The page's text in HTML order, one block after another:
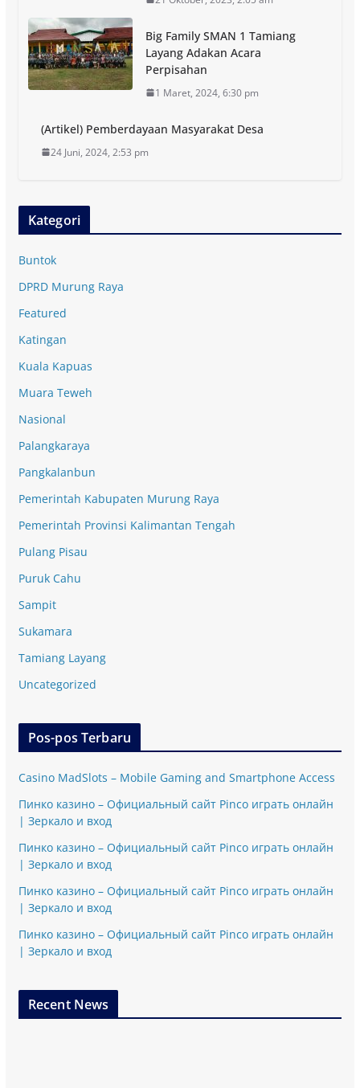
Big Family SMAN 1 Tamiang
Layang Adakan Acara
Perpisahan
1 Maret, 2024, 6:30 pm
(Artikel) Pemberdayaan Masyarakat Desa
24 Juni, 2024, 2:53 pm
Kategori
Buntok
DPRD Murung Raya
Featured
Katingan
Kuala Kapuas
Muara Teweh
Nasional
Palangkaraya
Pangkalanbun
Pemerintah Kabupaten Murung Raya
Pemerintah Provinsi Kalimantan Tengah
Pulang Pisau
Puruk Cahu
Sampit
Sukamara
Tamiang Layang
Uncategorized
Pos-pos Terbaru
Casino MadSlots – Mobile Gaming and Smartphone Access
Пинко казино – Официальный сайт Pinco играть онлайн
| Зеркало и вход
Пинко казино – Официальный сайт Pinco играть онлайн
| Зеркало и вход
Пинко казино – Официальный сайт Pinco играть онлайн
| Зеркало и вход
Пинко казино – Официальный сайт Pinco играть онлайн
| Зеркало и вход
Recent News